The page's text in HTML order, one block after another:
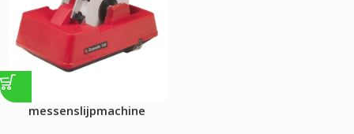
messenslijpmachine